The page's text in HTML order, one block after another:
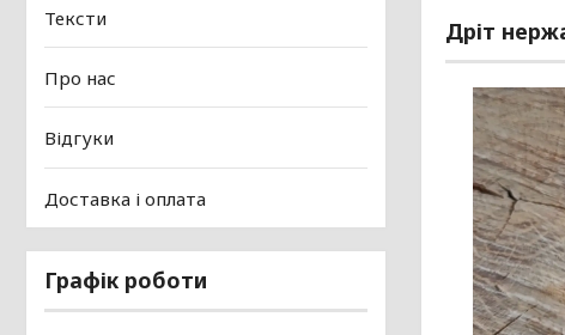
Дріт
Тексти
Про нас
Відгуки
Доставка і оплата
Графік роботи